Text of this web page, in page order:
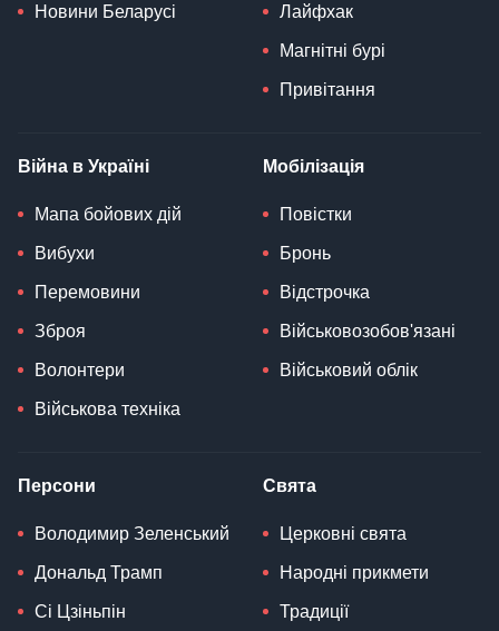
Новини Беларусі Лайфхак
Магнітні бурі
Привітання
Війна в Україні
Мапа бойових дій
Вибухи
Перемовини
Зброя
Волонтери
Військова техніка
Мобілізація
Повістки
Бронь
Відстрочка
Військовозобов'язані
Військовий облік
Персони
Володимир Зеленський
Дональд Трамп
Сі Цзіньпін
Свята
Церковні свята
Народні прикмети
Традиції